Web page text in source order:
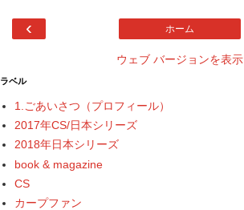
‹ ホーム
ウェブ バージョンを表示
ラベル
1.ごあいさつ（プロフィール）
2017年CS/日本シリーズ
2018年日本シリーズ
book & magazine
CS
カープファン